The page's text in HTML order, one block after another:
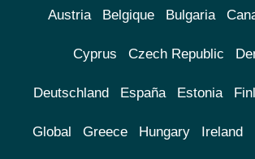
Austria Belgique Bulgaria
Cyprus Czech Republic
Deutschland España Estonia
Global Greece Hungary Ireland